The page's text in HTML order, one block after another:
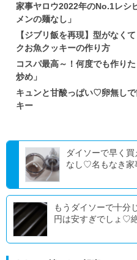
家事ヤロウ2022年のNo.1レシ
メンの麺なし」
【ジブリ飯を再現】型がなく
クお魚クッキーの作り方
コスパ最高～！何度でも作り
炒め」
キュンと甘酸っぱい♡卵無し
キー
ダイソーで早く
なし♡名もなき家
もうダイソーで十分
円は安すぎでしょ♡絶